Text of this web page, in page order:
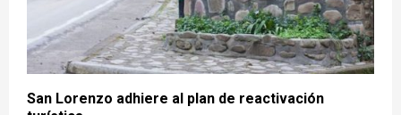
San Lorenzo adhiere al plan de reactivación